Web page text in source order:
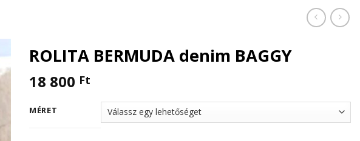
ROLITA BERMUDA denim BAGGY
18 800 Ft
MÉRET